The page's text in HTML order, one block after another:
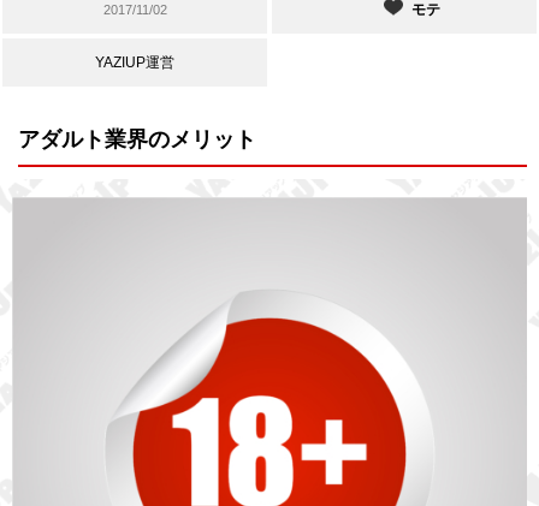
2017/11/02 モテ
YAZIUP運営
アダルト業界のメリット